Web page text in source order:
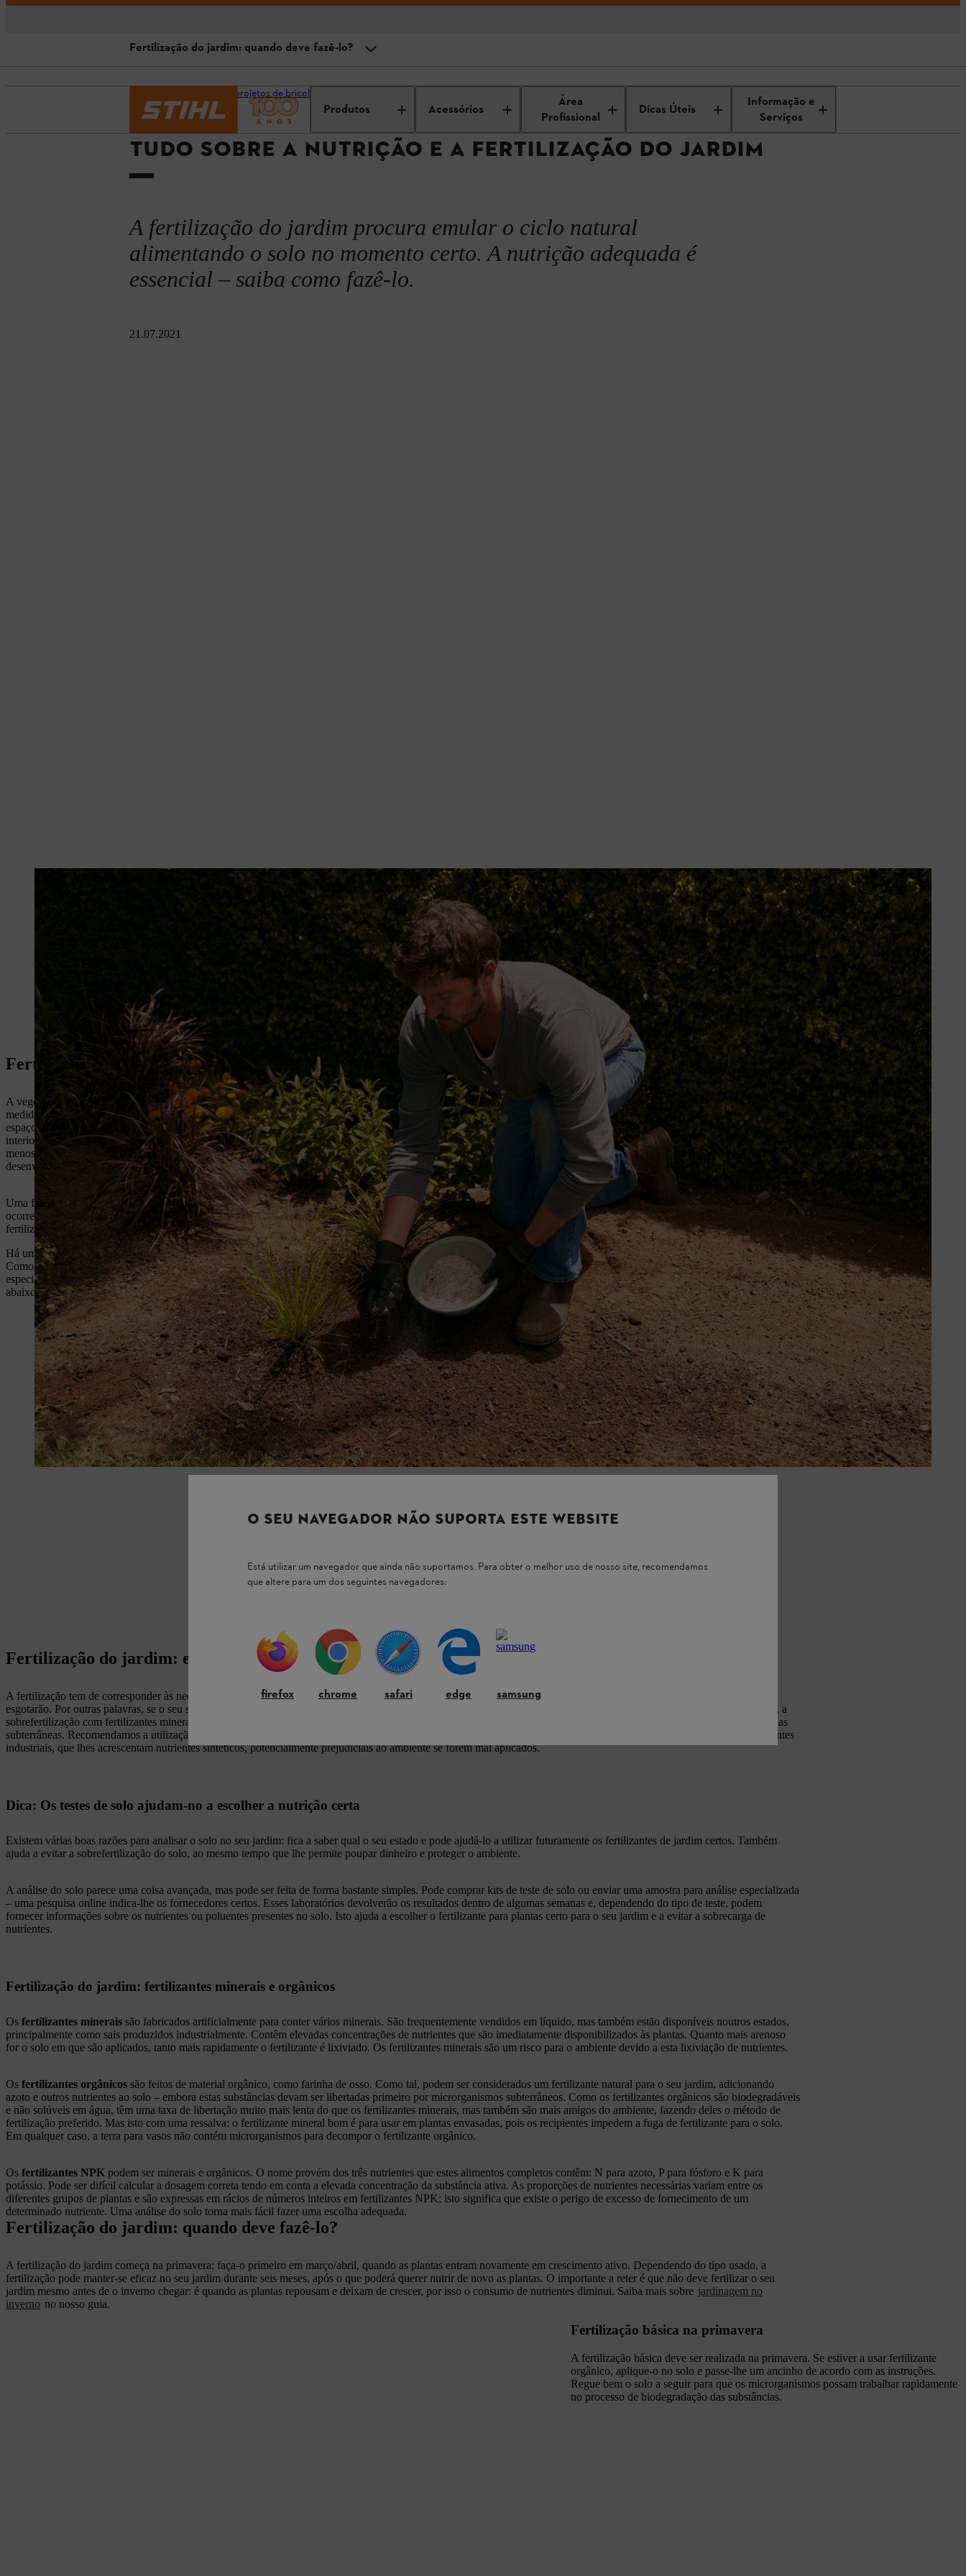
Produtos Acessórios
Área
Profissional
Dicas Úteis
Informação e
Serviços
Dicas e projetos de bricolage e jardim Design e planeamento do jardim Fertilização do jardim e nutrição
TUDO SOBRE A NUTRIÇÃO E A FERTILIZAÇÃO DO JARDIM
A fertilização do jardim procura emular o ciclo natural
alimentando o solo no momento certo. A nutrição adequada é
essencial – saiba como fazê-lo.
21.07.2021
Fertilização do jardim: quando deve fazê-lo?
Fertilização do jardim: porque é necessário?
Fertilização do jardim: escolher a nutrição certa
Fertilização do jardim: quando deve fazê-lo?
Necessidades de fertilização de plantas específicas
Fertilização do jardim: informado pela natureza
A vegetação no mundo natural depende de um ciclo biológico estabelecido de crescimento, morte, apodrecimento e decomposição, sendo cada componente essencial em igual
medida. Como jardineiros a criar os nossos próprios reinos ao ar livre, precisamos de recriar este ciclo para que as plantas medrem – o que requer alguma reflexão extra. Em
espaços abertos não cultivados, a matéria vegetal morre, cai ao chão e apodrece; os microrganismos no solo decompõem os restos e libertam os nutrientes contidos no seu
interior, alimentando o crescimento contínuo. No entanto, num jardim artificial, as plantas são dispostas, podadas, cortadas e colhidas, o que significa que são adicionados
menos nutrientes à terra. É aqui que entra a fertilização ou a nutrição do jardim. Ela designa apenas a adição de nutrientes vitais de que as plantas precisam para se
desenvolverem.
Uma forma de imitar a natureza no jardim consiste em adicionar composto (Como fazer composto?), uma vez que é criado através do mesmo processo de apodrecimento que
ocorre naturalmente na vegetação não-tratada. O composto
é uma adição valiosa, mas para que o seu jardim realmente possa medrar, precisa de o complementar com outro
fertilizante, adicionando os nutrientes específicos de que as suas plantas precisam para um bom crescimento.
Há uma série de fertilizantes disponíveis e é fácil perder-se entre tantos produtos.
Como funcionam os fertilizantes? Quando é que um jardim precisa de um fertilizante
especial? Qual é a diferença entre fertilizantes minerais e orgânicos? Explicamos
abaixo o que precisa de saber.
Fertilização do jardim: escolher a nutrição certa
A fertilização tem de corresponder às necessidades das plantas e fornecer os nutrientes específicos que faltam no solo do seu jardim ou floreira, ou estes rapidamente se
esgotarão. Por outras palavras, se o seu solo for já rico em nutrientes, a fertilização irá fazer mais mal do que bem – tanto às suas plantas quanto ao ambiente. Em particular, a
sobrefertilização com fertilizantes minerais altamente concentrados pode ser prejudicial, dado que o excesso de substâncias na terra sobrefertilizada extravasa e poliu as águas
subterrâneas. Recomendamos a utilização de opções orgânicas para a fertilização de plantas, uma vez que estas adicionam matéria natural ao solo, ao contrário dos fertilizantes
industriais, que lhes acrescentam nutrientes sintéticos, potencialmente prejudiciais ao ambiente se forem mal aplicados.
Dica: Os testes de solo ajudam-no a escolher a nutrição certa
Existem várias boas razões para analisar o solo no seu jardim: fica a saber qual o seu estado e pode ajudá-lo a utilizar futuramente os fertilizantes de jardim certos. Também
ajuda a evitar a sobrefertilização do solo, ao mesmo tempo que lhe permite poupar dinheiro e proteger o ambiente.
A análise do solo parece uma coisa avançada, mas pode ser feita de forma bastante simples. Pode comprar kits de teste de solo ou enviar uma amostra para análise especializada
– uma pesquisa online indica-lhe os fornecedores certos. Esses laboratórios devolverão os resultados dentro de algumas semanas e, dependendo do tipo de teste, podem
fornecer informações sobre os nutrientes ou poluentes presentes no solo. Isto ajuda a escolher o fertilizante para plantas certo para o seu jardim e a evitar a sobrecarga de
nutrientes.
Fertilização do jardim: fertilizantes minerais e orgânicos
Os fertilizantes minerais são fabricados artificialmente para conter vários minerais. São frequentemente vendidos em líquido, mas também estão disponíveis noutros estados,
principalmente como sais produzidos industrialmente. Contêm elevadas concentrações de nutrientes que são imediatamente disponibilizados às plantas. Quanto mais arenoso
for o solo em que são aplicados, tanto mais rapidamente o fertilizante é lixiviado. Os fertilizantes minerais são um risco para o ambiente devido a esta lixiviação de nutrientes.
Os fertilizantes orgânicos são feitos de material orgânico, como farinha de osso. Como tal, podem ser considerados um fertilizante natural para o seu jardim, adicionando
azoto e outros nutrientes ao solo – embora estas substâncias devam ser libertadas primeiro por microrganismos subterrâneos. Como os fertilizantes orgânicos são biodegradáveis
e não solúveis em água, têm uma taxa de libertação muito mais lenta do que os fertilizantes minerais, mas também são mais amigos do ambiente, fazendo deles o método de
fertilização preferido. Mas isto com uma ressalva: o fertilizante mineral bom é para usar em plantas envasadas, pois os recipientes impedem a fuga de fertilizante para o solo.
Em qualquer caso, a terra para vasos não contém microrganismos para decompor o fertilizante orgânico.
Os fertilizantes NPK podem ser minerais e orgânicos. O nome provém dos três nutrientes que estes alimentos completos contêm: N para azoto, P para fósforo e K para
potássio. Pode ser difícil calcular a dosagem correta tendo em conta a elevada concentração da substância ativa. As proporções de nutrientes necessárias variam entre os
diferentes grupos de plantas e são expressas em rácios de números inteiros em fertilizantes NPK; isto significa que existe o perigo de excesso de fornecimento de um
determinado nutriente. Uma análise do solo torna mais fácil fazer uma escolha adequada.
Fertilização do jardim: quando deve fazê-lo?
A fertilização do jardim começa na primavera; faça-o primeiro em março/abril, quando as plantas entram novamente em crescimento ativo. Dependendo do tipo usado, a
fertilização pode manter-se eficaz no seu jardim durante seis meses, após o que poderá querer nutrir de novo as plantas. O importante a reter é que não deve fertilizar o seu
jardim mesmo antes de o inverno chegar: é quando as plantas repousam e deixam de crescer, por isso o consumo de nutrientes diminui. Saiba mais sobre jardinagem no
inverno no nosso guia.
Fertilização básica na primavera
A fertilização básica deve ser realizada na primavera. Se estiver a usar fertilizante
orgânico, aplique-o no solo e passe-lhe um ancinho de acordo com as instruções.
Regue bem o solo a seguir para que os microrganismos possam trabalhar rapidamente
no processo de biodegradação das substâncias.
O SEU NAVEGADOR NÃO SUPORTA ESTE WEBSITE
Está utilizar um navegador que ainda não suportamos. Para obter o melhor uso de nosso site, recomendamos
que altere para um dos seguintes navegadores:
firefox chrome safari edge samsung